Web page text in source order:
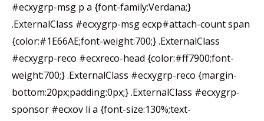
#ecxygrp-msg p a {font-family:Verdana;}
.ExternalClass #ecxygrp-msg ecxp#attach-count span
{color:#1E66AE;font-weight:700;} .ExternalClass
#ecxygrp-reco #ecxreco-head {color:#ff7900;font-
weight:700;} .ExternalClass #ecxygrp-reco {margin-
bottom:20px;padding:0px;} .ExternalClass #ecxygrp-
sponsor #ecxov li a {font-size:130%;text-